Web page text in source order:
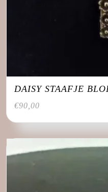
DAISY STAAFJE
€90,00